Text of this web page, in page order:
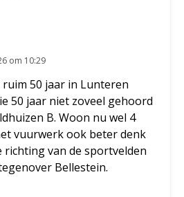
om 10:29
50 jaar in Lunteren
50 jaar niet zoveel gehoord
B. Woon nu wel 4
vuurwerk ook beter denk
richting van de sportvelden
Bellestein.